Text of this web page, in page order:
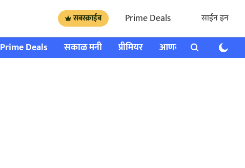
सबस्क्राईब Prime Deals साईन इन
Prime Deals सकाळ मनी प्रीमियर आणखी राशी भविष्य